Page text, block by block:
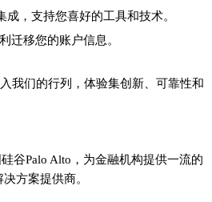
成，支持您喜好的工具和技术。
迁移您的账户信息。
我们的行列，体验集创新、可靠性和
谷Palo Alto，为金融机构提供一流的
方案提供商。